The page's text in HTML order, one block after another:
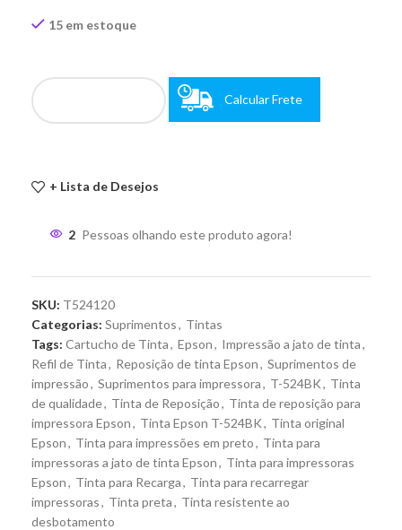
15 em estoque
Calcular Frete
+ Lista de Desejos
2 Pessoas olhando este produto agora!
SKU: T524120
Categorias: Suprimentos, Tintas
Tags: Cartucho de Tinta, Epson, Impressão a jato de tinta,
Refil de Tinta, Reposição de tinta Epson, Suprimentos de
impressão, Suprimentos para impressora, T-524BK, Tinta
de qualidade, Tinta de Reposição, Tinta de reposição para
impressora Epson, Tinta Epson T-524BK, Tinta original
Epson, Tinta para impressões em preto, Tinta para
impressoras a jato de tinta Epson, Tinta para impressoras
Epson, Tinta para Recarga, Tinta para recarregar
impressoras, Tinta preta, Tinta resistente ao
desbotamento